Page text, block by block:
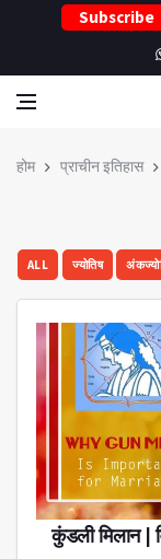
Subscribe
होम प्राचीन इतिहास
ALL ज्योतिष
कुंडली मिलान |